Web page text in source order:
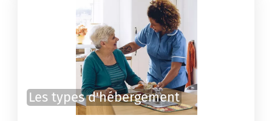
Les types d'hébergement